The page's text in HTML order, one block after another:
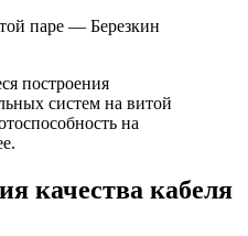
паре — Березкин
построения
систем на витой
на
качества кабеля